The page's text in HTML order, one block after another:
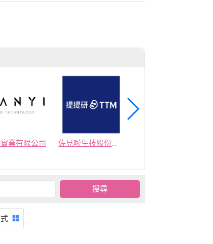
業有限公司 佐見啦生技股份有限公司